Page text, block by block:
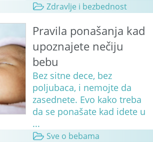
Zdravlje i bezbednost
Pravila ponašanja kad
upoznajete nečiju
bebu
Bez sitne dece, bez
poljubaca, i nemojte da
zasednete. Evo kako treba
da se ponašate kad idete u
...
Sve o bebama